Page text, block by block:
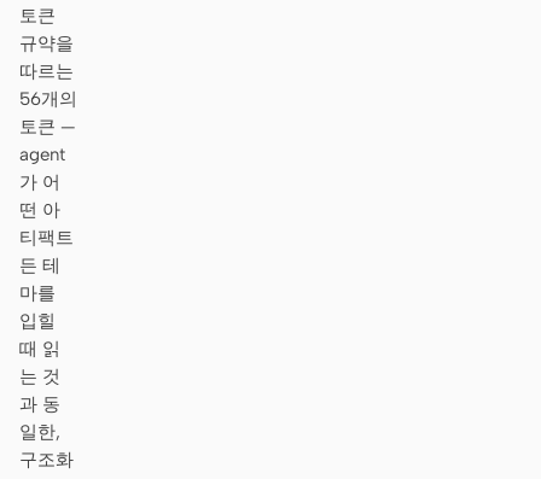
토큰
규약을
따르는
56개의
토큰 —
agent
가 어
떤 아
티팩트
든 테
마를
입힐
때 읽
는 것
과 동
일한,
구조화